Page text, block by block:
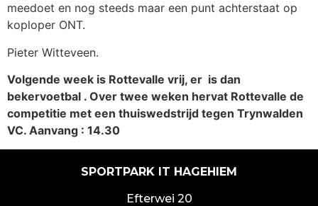
meedoet en nog steeds maar een punt achterstaat op
koploper ONT.
Pieter Witteveen.
Volgende week is Rottevalle vrij, er is dan
bekervoetbal . Over twee weken hervat Rottevalle de
competitie met een thuiswedstrijd tegen Trynwalden
VC. Aanvang : 14.30
SPORTPARK IT HAGEHIEM
Efterwei 20